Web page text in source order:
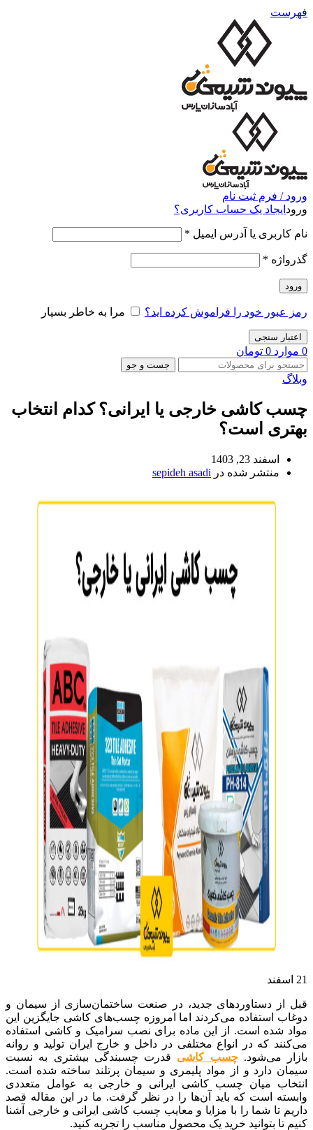
فهرست
ورود / فرم ثبت نام
ورود ایجاد یک حساب کاربری؟
نام کاربری یا آدرس ایمیل *
گذرواژه *
ورود
رمز عبور خود را فراموش کرده اید؟ مرا به خاطر بسپار
اعتبار سنجی
0 موارد 0 تومان
جست و جو
وبلاگ
چسب کاشی خارجی یا ایرانی؟ کدام انتخاب
بهتری است؟
اسفند 23, 1403
منتشر شده در sepideh asadi
21 اسفند
قبل از دستاوردهای جدید، در صنعت ساختمان‌سازی از سیمان و
دوغاب استفاده می‌کردند اما امروزه چسب‌های کاشی جایگزین این
مواد شده است. از این ماده برای نصب سرامیک و کاشی استفاده
می‌کنند که در انواع مختلفی در داخل و خارج ایران تولید و روانه
بازار می‌شود.چسب کاشی قدرت چسبندگی بیشتری به نسبت
سیمان دارد و از مواد پلیمری و سیمان پرتلند ساخته شده است.
انتخاب میان چسب کاشی ایرانی و خارجی به عوامل متعددی
وابسته است که باید آن‌ها را در نظر گرفت. ما در این مقاله قصد
داریم تا شما را با مزایا و معایب چسب کاشی ایرانی و خارجی آشنا
کنیم تا بتوانید خرید یک محصول مناسب را تجربه کنید.